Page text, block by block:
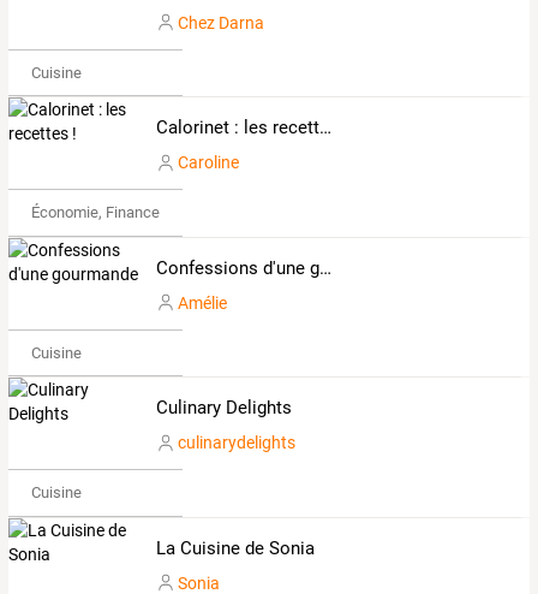
Chez Darna
Cuisine
Calorinet : les recettes !
Caroline
Économie, Finance & Droit
Confessions d'une gourmande
Amélie
Cuisine
Culinary Delights
culinarydelights
Cuisine
La Cuisine de Sonia
Sonia